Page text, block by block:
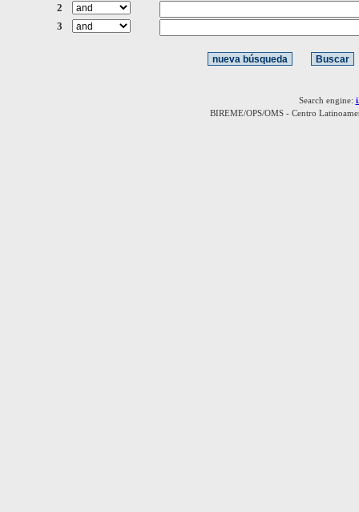
2
3
Search engine:
BIREME/OPS/OMS - Centro